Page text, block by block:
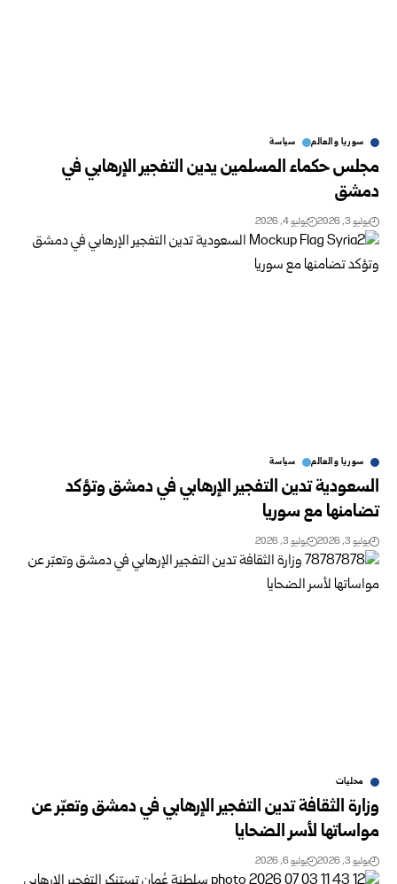
سوريا والعالم سياسة
مجلس حكماء المسلمين يدين التفجير الإرهابي في
دمشق
يوليو 3, 2026 يوليو 4, 2026
سوريا والعالم سياسة
السعودية تدين التفجير الإرهابي في دمشق وتؤكد
تضامنها مع سوريا ‏
يوليو 3, 2026 يوليو 3, 2026
محليات
وزارة الثقافة تدين التفجير الإرهابي في دمشق وتعبّر عن
مواساتها لأسر الضحايا
يوليو 3, 2026 يوليو 6, 2026